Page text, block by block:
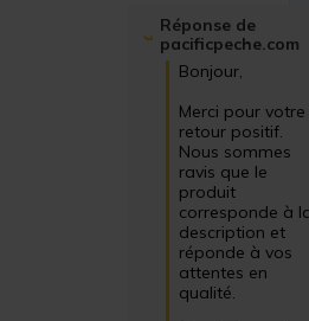
Réponse de
pacificpeche.com
Bonjour,
Merci pour votre
retour positif.
Nous sommes
ravis que le
produit
corresponde à
description et
réponde à vos
attentes en
qualité.